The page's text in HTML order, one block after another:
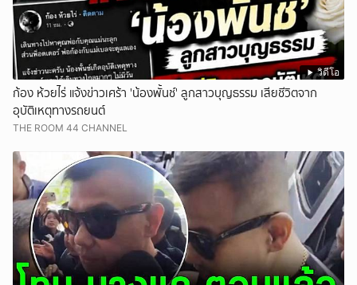
วิดีโอ
ก้อง ห้วยไร่ แจ้งข่าวเศร้า 'น้องพั้นช์' ลูกสาวบุญธรรม เสียชีวิตจาก
อุบัติเหตุทางรถยนต์
THE ROOM 44 CHANNEL